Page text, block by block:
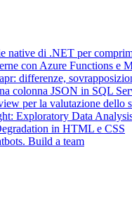
native di .NET per
con Azure Functions e
differenze,
colonna JSON in SQL
per la valutazione dello
Exploratory Data
in HTML e CSS
Build a team